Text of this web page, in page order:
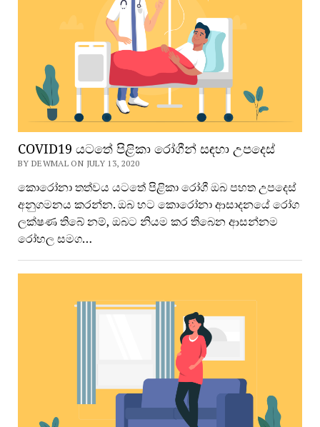
COVID19 යටතේ පිළිකා රෝගීන් සඳහා උපදෙස්
BY DEWMAL ON JULY 13, 2020
කොරෝනා තත්වය යටතේ පිළිකා රෝගී ඔබ පහත උපදෙස්
අනුගමනය කරන්න. ඔබ හට කොරෝනා ආසාදනයේ රෝග
ලක්ෂණ තිබේ නම්, ඔබට නියම කර තිබෙන ආසන්නම
රෝහල සමග…